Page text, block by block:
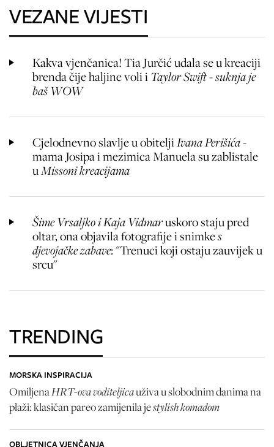
VEZANE VIJESTI
Kakva vjenčanica! Tia Jurčić udala se u kreaciji
brenda čije haljine voli iTaylor Swift - suknja je
baš WOW
Cjelodnevno slavlje u obiteljiIvana Perišića-
mama Josipa i mezimica Manuela su zablistale
uMissoni kreacijama
Šime Vrsaljko i Kaja Vidmaruskoro staju pred
oltar, ona objavila fotografije i snimkes
djevojačke zabave: "Trenuci koji ostaju zauvijek u
srcu"
TRENDING
MORSKA INSPIRACIJA
OmiljenaHRT-ova voditeljicauživa u slobodnim danima na
plaži: klasičan pareo zamijenila jestylish komadom
OBLJETNICA VJENČANJA